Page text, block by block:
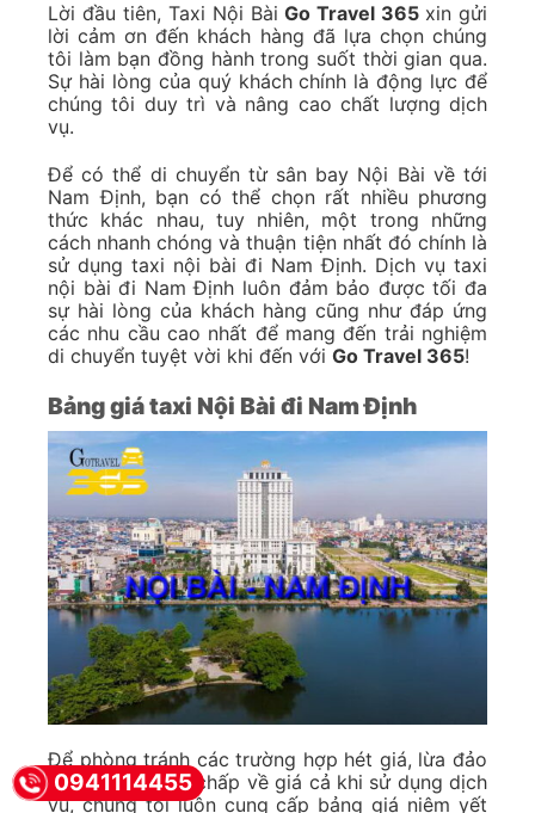
Lời đầu tiên, Taxi Nội BàiGo Travel 365 xin gửi
lời cảm ơn đến khách hàng đã lựa chọn chúng
tôi làm bạn đồng hành trong suốt thời gian qua.
Sự hài lòng của quý khách chính là động lực để
chúng tôi duy trì và nâng cao chất lượng dịch
vụ.
Để có thể di chuyển từ sân bay Nội Bài về tới
Nam Định, bạn có thể chọn rất nhiều phương
thức khác nhau, tuy nhiên, một trong những
cách nhanh chóng và thuận tiện nhất đó chính là
sử dụng taxi nội bài đi Nam Định. Dịch vụ taxi
nội bài đi Nam Định luôn đảm bảo được tối đa
sự hài lòng của khách hàng cũng như đáp ứng
các nhu cầu cao nhất để mang đến trải nghiệm
di chuyển tuyệt vời khi đến với Go Travel 365!
Bảng giá taxi Nội Bài đi Nam Định
Để phòng tránh các trường hợp hét giá, lừa đảo
hay có sự tranh chấp về giá cả khi sử dụng dịch
vụ, chúng tôi luôn cung cấp bảng giá niêm yết
0941114455